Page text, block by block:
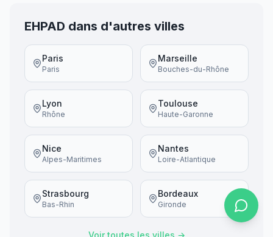
EHPAD dans d'autres villes
Paris
Paris
Marseille
Bouches-du-Rhône
Lyon
Rhône
Toulouse
Haute-Garonne
Nice
Alpes-Maritimes
Nantes
Loire-Atlantique
Strasbourg
Bas-Rhin
Bordeaux
Gironde
Voir toutes les villes →